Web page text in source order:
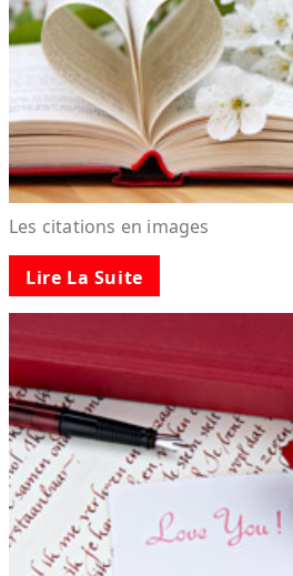
Les citations en images
Lire La Suite